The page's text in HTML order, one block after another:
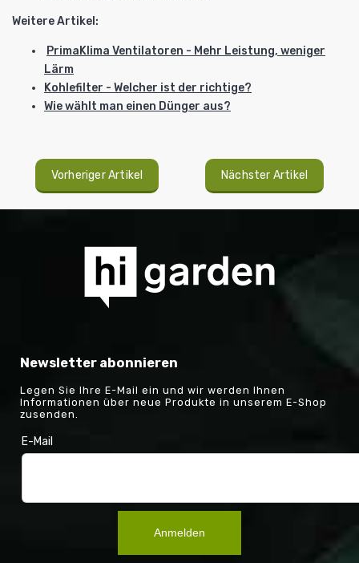
Weitere Artikel:
PrimaKlima Ventilatoren - Mehr Leistung, weniger
Lärm
Kohlefilter - Welcher ist der richtige?
Wie wählt man einen Dünger aus?
Vorheriger Artikel Nächster Artikel
Newsletter abonnieren
Legen Sie Ihre E-Mail ein und wir werden Ihnen
Informationen über neue Produkte in unserem E-Shop
zusenden.
E-Mail
Anmelden